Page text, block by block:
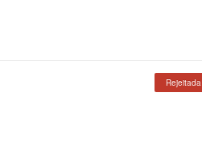
Rejeitada